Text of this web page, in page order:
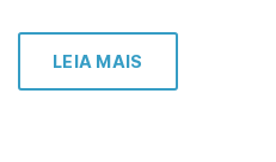
LEIA MAIS